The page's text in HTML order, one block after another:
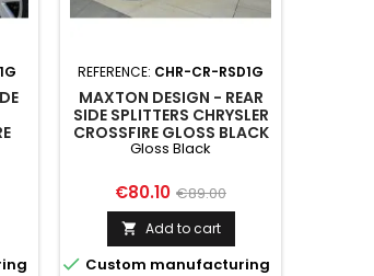
REFERENCE: CHR-CR-RSD1G
MAXTON DESIGN - REAR
SIDE SPLITTERS CHRYSLER
CROSSFIRE GLOSS BLACK
Gloss Black
Price
€80.10 Regular
price
€89.00
 Add to cart
 Custom manufacturing